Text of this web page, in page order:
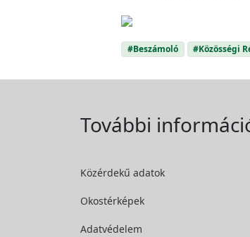
#Beszámoló #Közösségi
További
Közérdekű adatok
Okostérképek
Adatvédelem